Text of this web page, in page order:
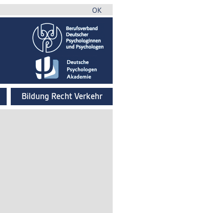
OK
Bildung Recht Verkehr